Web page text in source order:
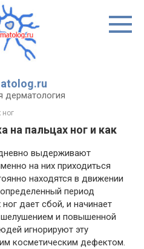
дерматология
ног
на пальцах ног и как
выдерживают
на них приходиться
находятся в движении
период
дает сбой, и начинает
шелушением и повышенной
игнорируют эту
косметическим дефектом.